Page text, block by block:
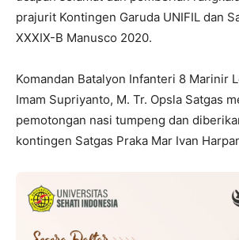
prajurit Kontingen Garuda UNIFIL dan
XXXIX-B Manusco 2020.
Komandan Batalyon Infanteri 8 Marinir
Imam Supriyanto, M. Tr. Opsla Satgas
pemotongan nasi tumpeng dan
kontingen Satgas Praka Mar Ivan